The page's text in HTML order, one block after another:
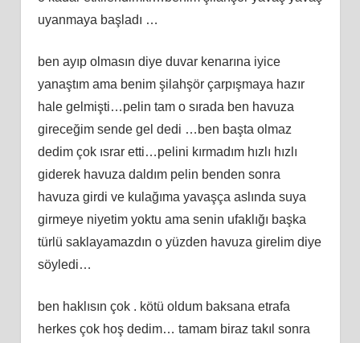
uyanmaya başladı …
ben ayıp olmasın diye duvar kenarına iyice
yanaştım ama benim şilahşör çarpışmaya hazır
hale gelmişti…pelin tam o sırada ben havuza
gireceğim sende gel dedi …ben başta olmaz
dedim çok ısrar etti…pelini kırmadım hızlı hızlı
giderek havuza daldım pelin benden sonra
havuza girdi ve kulağıma yavaşça aslında suya
girmeye niyetim yoktu ama senin ufaklığı başka
türlü saklayamazdın o yüzden havuza girelim diye
söyledi…
ben haklısın çok . kötü oldum baksana etrafa
herkes çok hoş dedim… tamam biraz takıl sonra